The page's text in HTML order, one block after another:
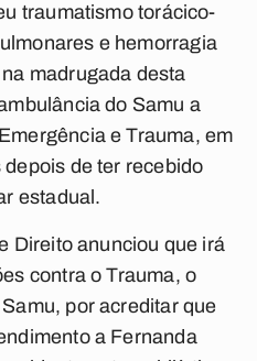
traumatismo torácico-
e hemorragia
madrugada desta
do Samu a
e Trauma, em
de ter recebido
estadual.
Direito anunciou que irá
contra o Trauma, o
por acreditar que
a Fernanda